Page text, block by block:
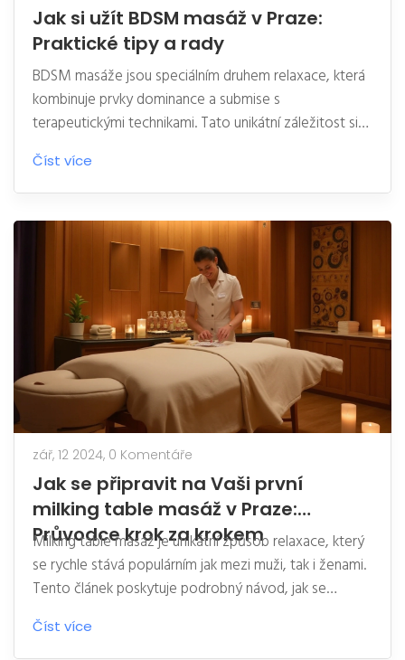
Jak si užít BDSM masáž v Praze:
Praktické tipy a rady
BDSM masáže jsou speciálním druhem relaxace, která
kombinuje prvky dominance a submise s
terapeutickými technikami. Tato unikátní záležitost si
získává na popularitě i v Praze, kde se lidé mohou těšit
na profesionální a bezpečné prostředí. Článek nabízí
náhled na to, jak se na takovou masáž připravit, co
očekávat a jak si ji užít. Zahrnuje praktické rady pro
nováčky i zkušené nadšence.
Číst více
zář, 12 2024, 0 Komentáře
Jak se připravit na Vaši první
milking table masáž v Praze:
Průvodce krok za krokem
Milking table masáž je unikátní způsob relaxace, který
se rychle stává populárním jak mezi muži, tak i ženami.
Tento článek poskytuje podrobný návod, jak se
připravit na Vaši první zkušenost s milking table masáží
v Praze. Od přípravy na masáž až po tipy pro
Číst více